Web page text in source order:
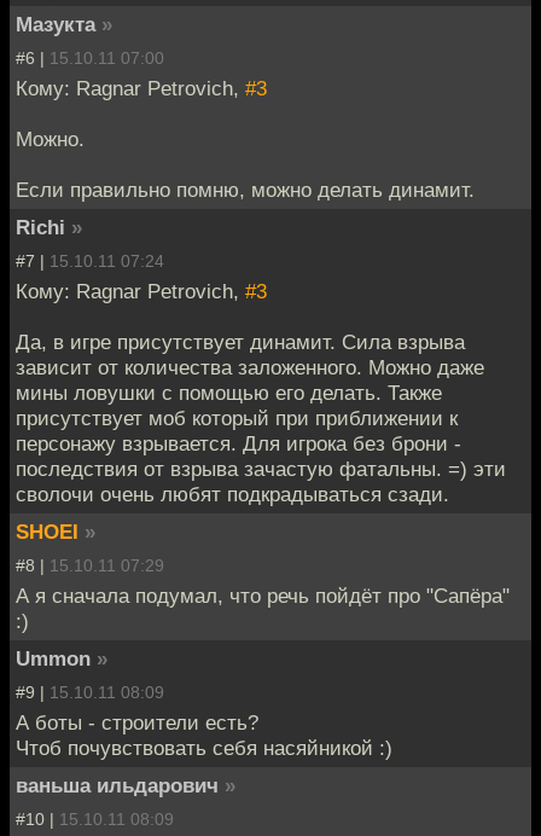
Мазукта »
#6 | 15.10.11 07:00
Кому: Ragnar Petrovich, #3
Можно.
Если правильно помню, можно делать динамит.
Richi »
#7 | 15.10.11 07:24
Кому: Ragnar Petrovich, #3
Да, в игре присутствует динамит. Сила взрыва
зависит от количества заложенного. Можно даже
мины ловушки с помощью его делать. Также
присутствует моб который при приближении к
персонажу взрывается. Для игрока без брони -
последствия от взрыва зачастую фатальны. =) эти
сволочи очень любят подкрадываться сзади.
SHOEI »
#8 | 15.10.11 07:29
А я сначала подумал, что речь пойдёт про "Сапёра"
:)
Ummon »
#9 | 15.10.11 08:09
А боты - строители есть?
Чтоб почувствовать себя насяйникой :)
ваньша ильдарович »
#10 | 15.10.11 08:09